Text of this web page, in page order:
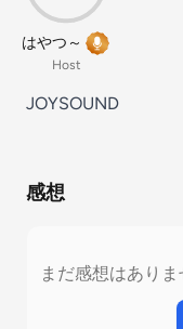
はやつ～
Host
JOYSOUND
感想
まだ感想はあり